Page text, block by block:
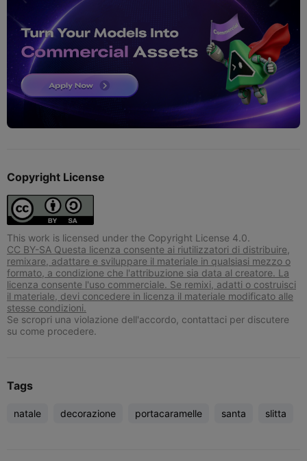
Copyright License
This work is licensed under the Copyright License 4.0.
CC BY-SA Questa licenza consente ai riutilizzatori di distribuire,
remixare, adattare e sviluppare il materiale in qualsiasi mezzo o
formato, a condizione che l'attribuzione sia data al creatore. La
licenza consente l'uso commerciale. Se remixi, adatti o costruisci
il materiale, devi concedere in licenza il materiale modificato alle
stesse condizioni.
Se scropri una violazione dell'accordo, contattaci per discutere
su come procedere.
Tags
natale decorazione portacaramelle santa slitta